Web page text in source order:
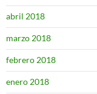
abril 2018
marzo 2018
febrero 2018
enero 2018